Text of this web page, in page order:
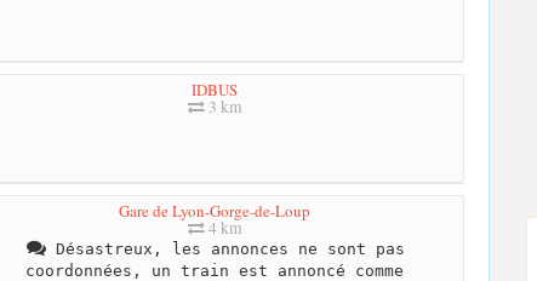
IDBUS
3 km
Gare de Lyon-Gorge-de-Loup
4 km
Désastreux, les annonces ne sont pas
coordonnées, un train est annoncé comme